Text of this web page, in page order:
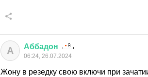
А Аббадон
06:24, 26.07.2024
Жону в резедку свою включи при